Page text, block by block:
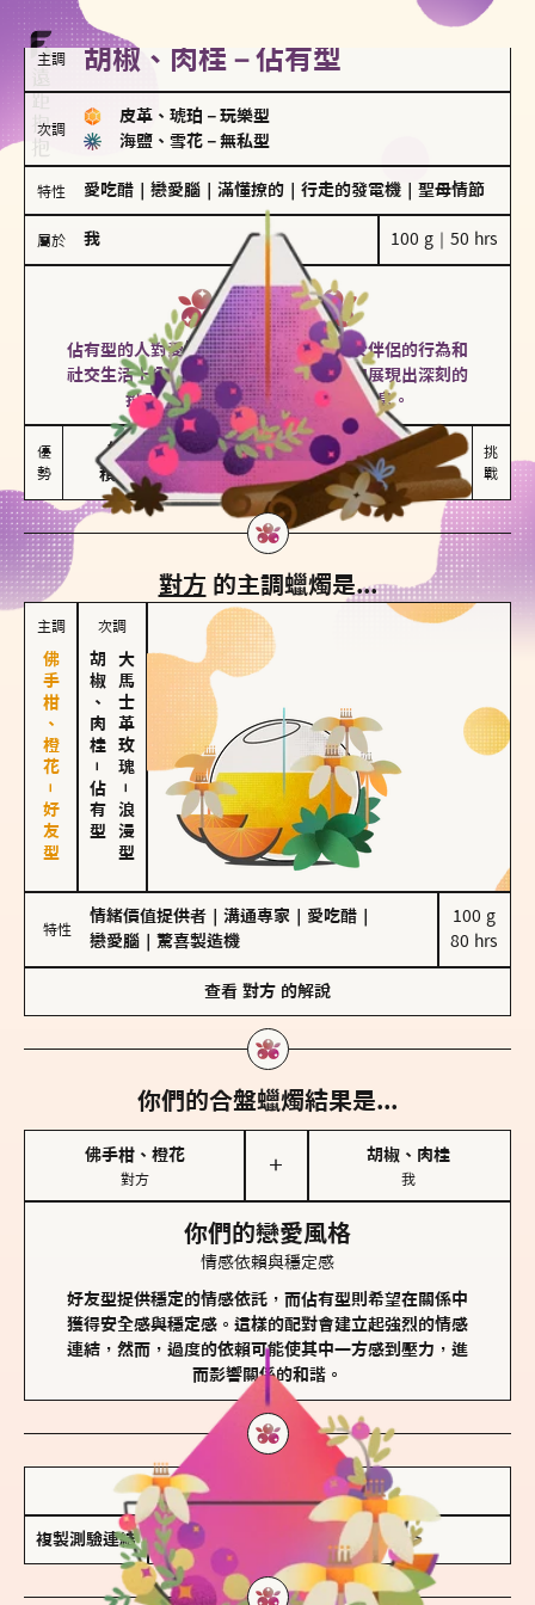
主調 胡椒、肉桂－佔有型
次調
皮革、琥珀 － 玩樂型
海鹽、雪花 － 無私型
特性 愛吃醋 戀愛腦 滿懂撩的 行走的發電機 聖母情節
屬於 我 100 g｜50 hrs
佔有型
胡椒、肉桂
佔有型的人對愛情有強烈的保護欲，對於伴侶的行為和
社交生活十分敏感、容易吃醋。在關係中展現出深刻的
投入和激情，但也可能讓人感到窒息。
優
勢
能建立緊密關係
積極維繫關係熱度
嫉妒心較強
可能出現控制欲
挑
戰
對方 的主調蠟燭是...
主調
佛手柑、橙花－好友型
次調
胡椒、肉桂
－
佔有型
大馬士革玫瑰
－
浪漫型
特性
情緒價值提供者 溝通專家 愛吃醋
戀愛腦
驚喜製造機
100 g
80 hrs
查看 對方 的解說
你們的合盤蠟燭結果是...
佛手柑、橙花
對方
＋
胡椒、肉桂
我
你們的戀愛風格
情感依賴與穩定感
好友型提供穩定的情感依託，而佔有型則希望在關係中
獲得安全感與穩定感。這樣的配對會建立起強烈的情感
連結，然而，過度的依賴可能使其中一方感到壓力，進
而影響關係的和諧。
儲存我的結果圖
複製測驗連結 查看香氛類型全解析 >>>